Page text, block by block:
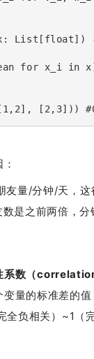
for x_i in x]
[2,3]))
友量/分钟/天，这
是之前两倍，
系数（correlation
量的标准差的
全负相关）~1（